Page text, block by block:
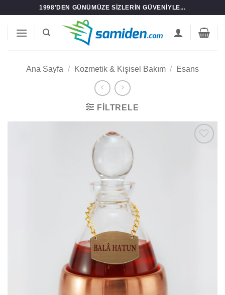
1998'DEN GÜNÜMÜZE SIZLERIN GÜVENIYLE...
Ana Sayfa / Kozmetik & Kişisel Bakım / Esans
FILTRELE